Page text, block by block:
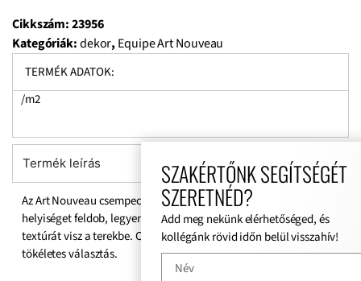
Cikkszám:23956
Kategóriák:dekor, Equipe Art Nouveau
TERMÉK ADATOK:
/m2
Termék leírás
Az Art Nouveau csempecsalád egyedi mintavilágával bármilyen
helyiséget feldob, legyen az beltér vagy kültér. Fényt, mozgást és
textúrát visz a terekbe. Optimista és színes egyéniségeknek
tökéletes választás.
SZAKÉRTŐNK SEGÍTSÉGÉT
SZERETNÉD?
Add meg nekünk elérhetőséged, és
kollégánk rövid időn belül visszahív!